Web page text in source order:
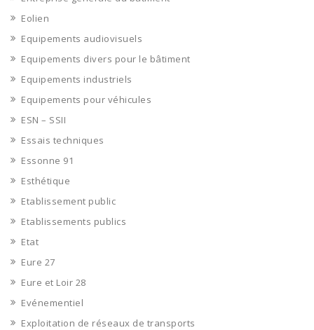
Eolien
Equipements audiovisuels
Equipements divers pour le bâtiment
Equipements industriels
Equipements pour véhicules
ESN – SSII
Essais techniques
Essonne 91
Esthétique
Etablissement public
Etablissements publics
Etat
Eure 27
Eure et Loir 28
Evénementiel
Exploitation de réseaux de transports